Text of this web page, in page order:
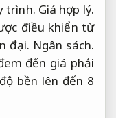
trình. Giá hợp lý.
điều khiển từ
đại. Ngân sách.
đến giá phải
bền lên đến 8